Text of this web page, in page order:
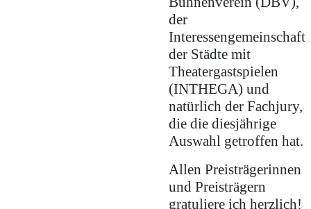
der
Interessengemeinschaft
der Städte mit
Theatergastspielen
(INTHEGA) und
natürlich der Fachjury,
die die diesjährige
Auswahl getroffen hat.
Allen Preisträgerinnen
und Preisträgern
gratuliere ich herzlich!